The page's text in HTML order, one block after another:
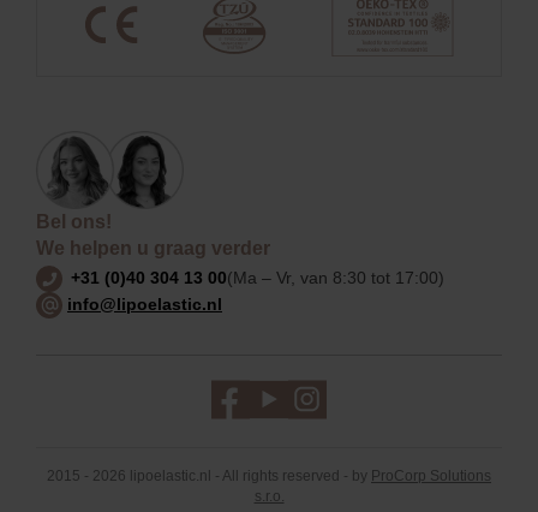
Bel ons!
We helpen u graag verder
+31 (0)40 304 13 00(Ma – Vr, van 8:30 tot 17:00)
info@lipoelastic.nl
2015 - 2026 lipoelastic.nl - All rights reserved - by ProCorp Solutions
s.r.o.